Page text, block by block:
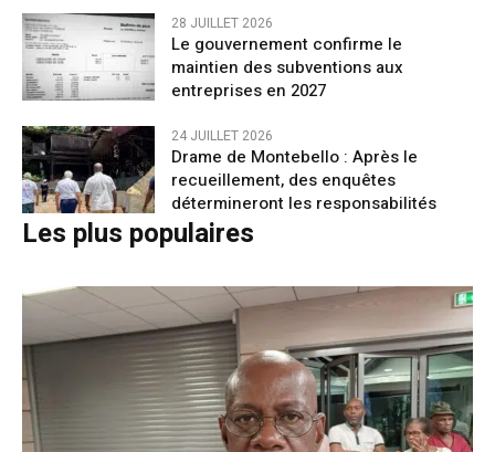
28 JUILLET 2026
Le gouvernement confirme le
maintien des subventions aux
entreprises en 2027
24 JUILLET 2026
Drame de Montebello : Après le
recueillement, des enquêtes
détermineront les responsabilités
Les plus populaires